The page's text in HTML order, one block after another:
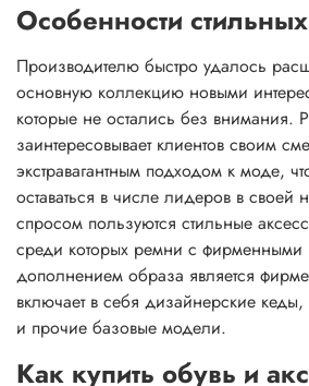
Особенности
Производителю быстро удалось
основную коллекцию новыми
которые не остались без внимания.
заинтересовывает клиентов своим
экстравагантным подходом к моде,
оставаться в числе лидеров в
спросом пользуются стильные
среди которых ремни с
дополнением образа является
включает в себя дизайнерские
и прочие базовые модели.
Как купить обувь и